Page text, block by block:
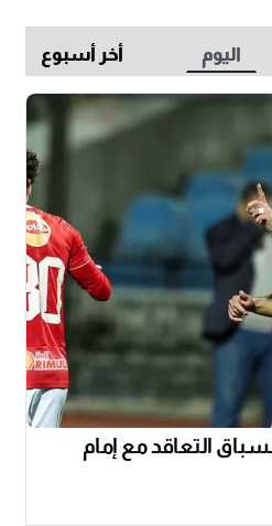
اليوم أخر أسبوع
التعاقد مع إمام